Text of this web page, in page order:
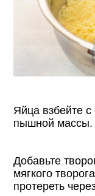
Яйца взбейте
пышной массы.
Добавьте
мягкого
протереть